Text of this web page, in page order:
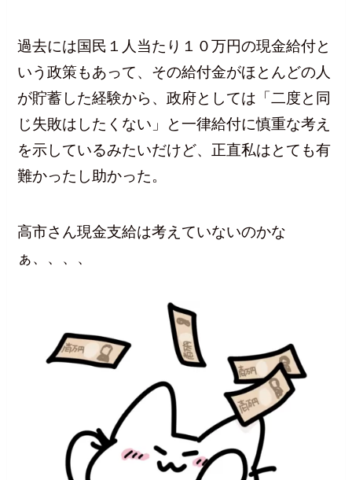
過去には国民１人当たり１０万円の現金給付と
いう政策もあって、その給付金がほとんどの人
が貯蓄した経験から、政府としては「二度と同
じ失敗はしたくない」と一律給付に慎重な考え
を示しているみたいだけど、正直私はとても有
難かったし助かった。
高市さん現金支給は考えていないのかな
ぁ、、、、